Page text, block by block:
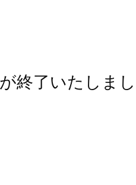
終了いたしまし